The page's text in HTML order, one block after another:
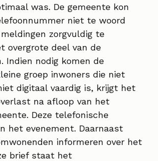
was. De gemeente kon
niet te woord
zorgvuldig te
overgrote deel van de
Indien nodig komen de
groep inwoners die niet
digitaal vaardig is, krijgt het
na afloop van het
Deze telefonische
het evenement. Daarnaast
informeren over het
brief staat het